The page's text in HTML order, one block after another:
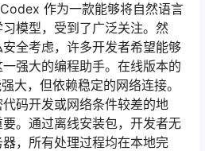
作为一款能够将自然语言
模型，受到了广泛关注。然
全考虑，许多开发者希望能够
强大的编程助手。在线版本的
大，但依赖稳定的网络连接。
码开发或网络条件较差的地
。通过离线安装包，开发者无
，所有处理过程均在本地完